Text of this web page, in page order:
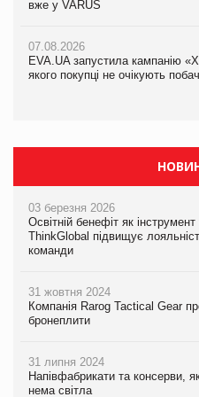
вже у VARUS
07.08.2026
EVA.UA запустила кампанію
якого покупці не очікують
Смачна новинка для хвостатих:
05.08.2026
Мережа супермаркетів VARUS
03 березня 2026
Освітній бенефіт як
ThinkGlobal підвищує
команди
31 жовтня 2024
Компанія Rarog Tactical Gear
бронеплити
31 липня 2024
Напівфабрикати та консерви,
нема світла